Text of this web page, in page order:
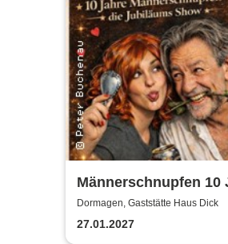
Männerschnupfen 10
Jubiläumsshow
Dormagen, Gaststätte Haus Dick
27.01.2027